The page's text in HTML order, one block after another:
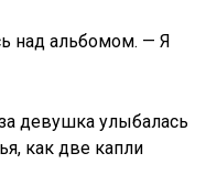
над альбомом. — Я
девушка улыбалась
как две капли